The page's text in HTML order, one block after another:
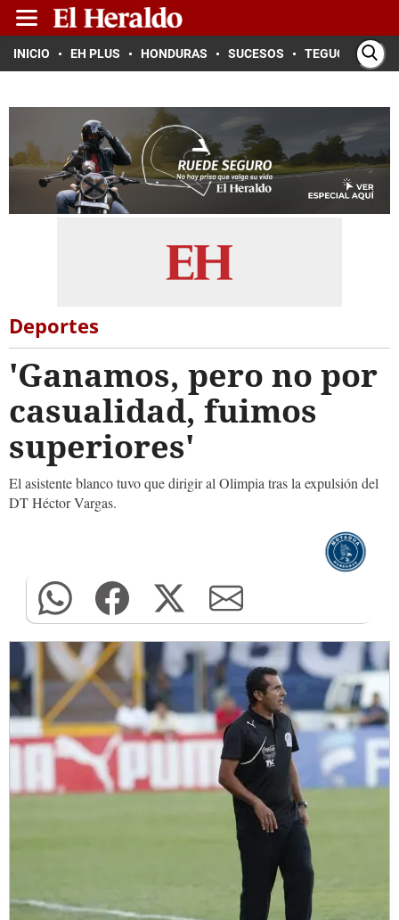
INICIO EH PLUS HONDURAS SUCESOS TEGUCIGALPA
Deportes
'Ganamos, pero no por
casualidad, fuimos
superiores'
El asistente blanco tuvo que dirigir al Olimpia tras la expulsión del
DT Héctor Vargas.